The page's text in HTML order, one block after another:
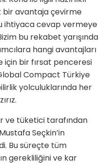
bir avantaja çevirme
ihtiyaca cevap vermeye
bu rekabet yarışında
hangi avantajları
için bir fırsat penceresi
Compact Türkiye
yolculuklarında her
ve tüketici tarafından
Seçkin’in
Bu süreçte tüm
gerekliliğini ve kar